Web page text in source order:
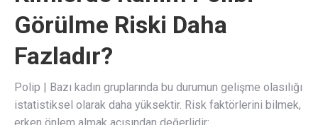
Görülme Riski Daha
Fazladır?
Polip | Bazı kadın gruplarında bu durumun gelişme olasılığı
istatistiksel olarak daha yüksektir. Risk faktörlerini bilmek,